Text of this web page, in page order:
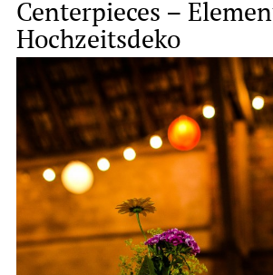
Centerpieces –
Hochzeitsdeko